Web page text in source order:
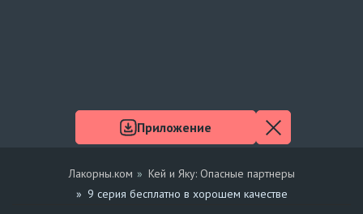
Лакорны.ком
Кей и Яку: Опасные партнеры
9 серия бесплатно в хорошем качестве
Приложение